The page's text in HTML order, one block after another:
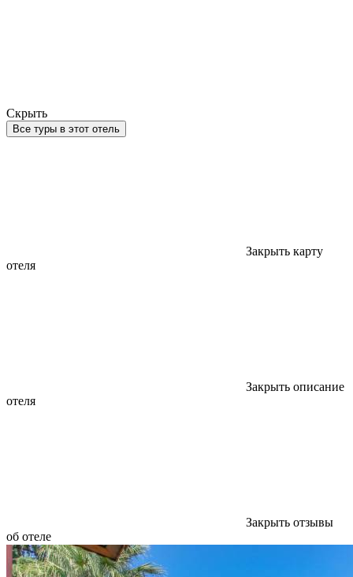
Скрыть
Все туры в этот отель
Закрыть карту
отеля
Закрыть описание
отеля
Закрыть отзывы
об отеле